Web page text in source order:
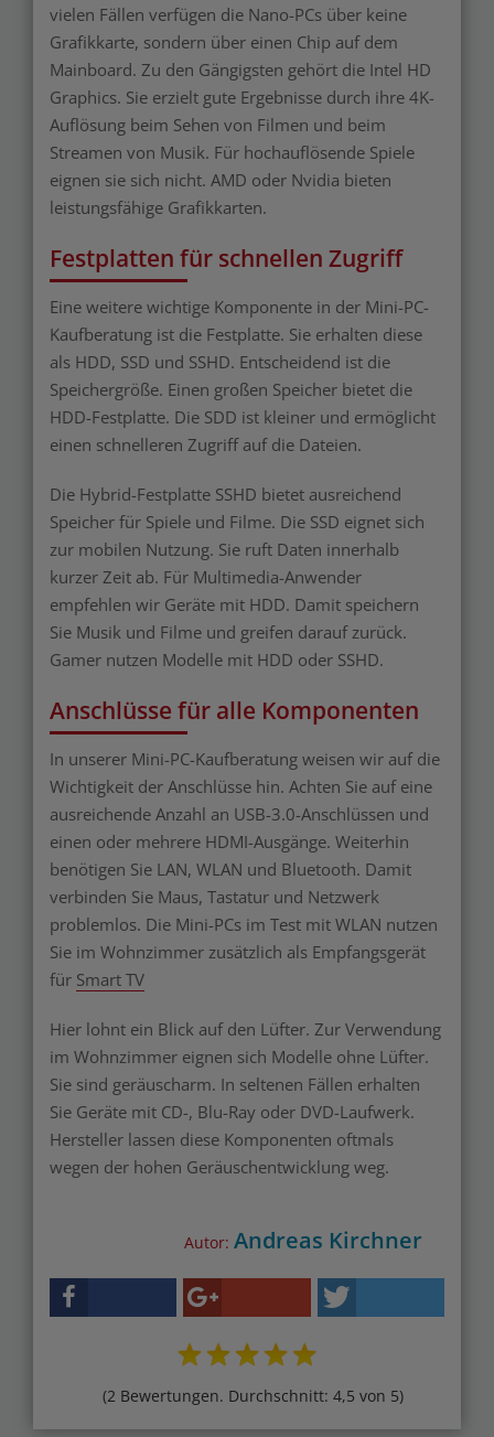
vielen Fällen verfügen die Nano-PCs über keine
Grafikkarte, sondern über einen Chip auf dem
Mainboard. Zu den Gängigsten gehört die Intel HD
Graphics. Sie erzielt gute Ergebnisse durch ihre 4K-
Auflösung beim Sehen von Filmen und beim
Streamen von Musik. Für hochauflösende Spiele
eignen sie sich nicht. AMD oder Nvidia bieten
leistungsfähige Grafikkarten.
Festplatten für schnellen Zugriff
Eine weitere wichtige Komponente in der Mini-PC-
Kaufberatung ist die Festplatte. Sie erhalten diese
als HDD, SSD und SSHD. Entscheidend ist die
Speichergröße. Einen großen Speicher bietet die
HDD-Festplatte. Die SDD ist kleiner und ermöglicht
einen schnelleren Zugriff auf die Dateien.
Die Hybrid-Festplatte SSHD bietet ausreichend
Speicher für Spiele und Filme. Die SSD eignet sich
zur mobilen Nutzung. Sie ruft Daten innerhalb
kurzer Zeit ab. Für Multimedia-Anwender
empfehlen wir Geräte mit HDD. Damit speichern
Sie Musik und Filme und greifen darauf zurück.
Gamer nutzen Modelle mit HDD oder SSHD.
Anschlüsse für alle Komponenten
In unserer Mini-PC-Kaufberatung weisen wir auf die
Wichtigkeit der Anschlüsse hin. Achten Sie auf eine
ausreichende Anzahl an USB-3.0-Anschlüssen und
einen oder mehrere HDMI-Ausgänge. Weiterhin
benötigen Sie LAN, WLAN und Bluetooth. Damit
verbinden Sie Maus, Tastatur und Netzwerk
problemlos. Die Mini-PCs im Test mit WLAN nutzen
Sie im Wohnzimmer zusätzlich als Empfangsgerät
für Smart TV
Hier lohnt ein Blick auf den Lüfter. Zur Verwendung
im Wohnzimmer eignen sich Modelle ohne Lüfter.
Sie sind geräuscharm. In seltenen Fällen erhalten
Sie Geräte mit CD-, Blu-Ray oder DVD-Laufwerk.
Hersteller lassen diese Komponenten oftmals
wegen der hohen Geräuschentwicklung weg.
Autor: Andreas Kirchner
(2 Bewertungen. Durchschnitt: 4,5 von 5)